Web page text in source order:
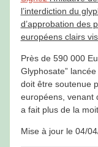
l’interdiction du
d’approbation des
européens clairs
Près de 590 000
Glyphosate”
doit être soutenue
européens, venant
a fait plus de la
Mise à jour le 04/